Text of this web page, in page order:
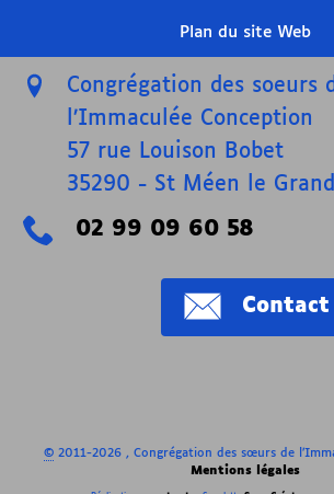
Plan du site Web
Congrégation des soeurs
l’Immaculée Conception
57 rue Louison Bobet
35290 - St Méen le Grand
02 99 09 60 58
Contact
©2011-2026 , Congrégation des sœurs de
Mentions légales